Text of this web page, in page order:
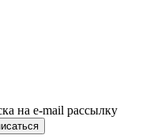
на e-mail рассылку